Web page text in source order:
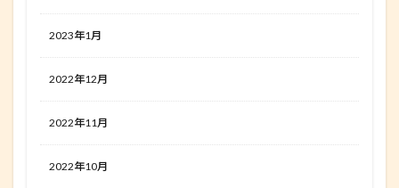
2023年1月
2022年12月
2022年11月
2022年10月